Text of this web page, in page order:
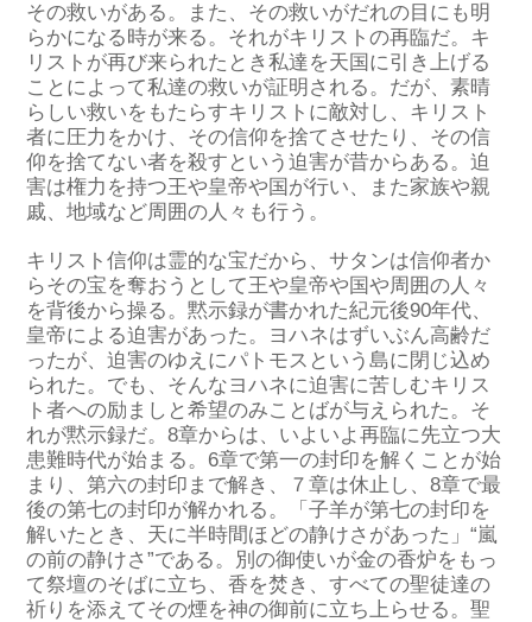
その救いがある。 また、その救いがだれの目にも明
らかになる時が来る。それがキリストの再臨だ。 キ
リストが再び来られたとき私達を天国に引き上げる
ことによって私達の救いが証明 される。 だが、素晴
らしい救いをもたらすキリスト に敵対し、キリスト
者に圧力をかけ、その信仰を捨てさせたり、その信
仰を捨てない者を殺すという迫害が昔からある。迫
害は権力を持つ王や皇帝や国 が行い、
また家族や親
戚、地域など周囲の人々 も行う 。
キリスト信仰は霊的な宝だから 、サタンは信仰者か
らその宝を奪おうと して王や皇帝や国や周囲の人々
を背後から操る。黙示録が書かれた紀元後90年代、
皇帝による迫害があった。 ヨハネはずいぶん高齢だ
ったが、迫害のゆえにパトモスという島に閉じ込め
られた。でも、そんなヨハネに迫害に苦しむキリス
ト者への励ましと希望のみことばが与えられた。 そ
れが黙示録だ。8章からは、いよいよ再臨に先立つ大
患難時代が始ま る。 6章で第一の封印を解くことが始
まり、第六の封印まで解き 、 ７章は休止し、8章で最
後の第七の封印が解かれる。
「子羊が第七の封印を
解いたとき、天に半時間ほどの静けさがあった」“嵐
の前の静けさ”である。 別の御使いが金の香炉をも っ
て祭壇のそばに立ち 、香を焚き、すべての聖徒達の
祈りを添えてその煙を神の御前に立ち上らせる。聖